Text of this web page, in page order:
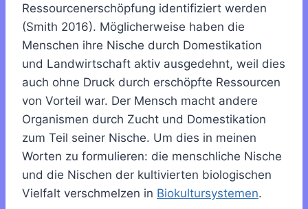
Ressourcenerschöpfung identifiziert werden
(Smith 2016). Möglicherweise haben die
Menschen ihre Nische durch Domestikation
und Landwirtschaft aktiv ausgedehnt, weil dies
auch ohne Druck durch erschöpfte Ressourcen
von Vorteil war. Der Mensch macht andere
Organismen durch Zucht und Domestikation
zum Teil seiner Nische. Um dies in meinen
Worten zu formulieren: die menschliche Nische
und die Nischen der kultivierten biologischen
Vielfalt verschmelzen in Biokultursystemen.